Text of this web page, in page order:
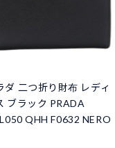
ダ 二つ折り財布 レディ
ブラック PRADA
QHH F0632 NERO